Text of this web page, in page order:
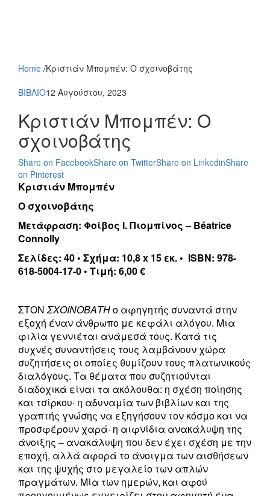
Home /Κριστιάν Μπομπέν: Ο σχοινοβάτης
ΒΙΒΛΙΟ12 Αυγούστου, 2023
Κριστιάν Μπομπέν: Ο
σχοινοβάτης
Share on FacebookShare on TwitterShare on LinkedinShare
on Pinterest
Κριστιάν Μπομπέν
Ο σχοινοβάτης
Μετάφραση: Φοίβος Ι. Πιομπίνος – Béatrice
Connolly
Σελίδες: 40 • Σχήμα: 10,8 x 15 εκ. • ISBN: 978-
618-5004-17-0 • Τιμή: 6,00 €
ΣΤΟΝΣΧΟΙΝΟΒΑΤΗο αφηγητής συναντά στην
εξοχή έναν άνθρωπο με κεφάλι αλόγου. Μια
φιλία γεννιέται ανάμεσά τους. Κατά τις
συχνές συναντήσεις τους λαμβάνουν χώρα
συζητήσεις οι οποίες θυμίζουν τους πλατωνικούς
διαλόγους. Τα θέματα που συζητιούνται
διαδοχικά είναι τα ακόλουθα: η σχέση ποίησης
και τσίρκου· η αδυναμία των βιβλίων και της
γραπτής γνώσης να εξηγήσουν τον κόσμο και να
προσφέρουν χαρά· η αιφνίδια ανακάλυψη της
άνοιξης – ανακάλυψη που δεν έχει σχέση με την
εποχή, αλλά αφορά το άνοιγμα των αισθήσεων
και της ψυχής στο μεγαλείο των απλών
πραγμάτων. Μία των ημερών, και αφού